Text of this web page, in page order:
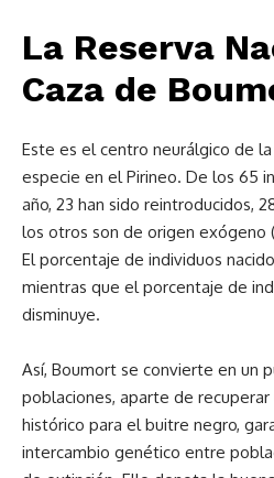
La Reserva
Caza de
Este es el centro neurálgico de
especie en el Pirineo. De los 65
año, 23 han sido reintroducidos,
los otros son de origen exógeno
El porcentaje de individuos
mientras que el porcentaje de
disminuye.
Así, Boumort se convierte en un
poblaciones, aparte de
histórico para el buitre negro,
intercambio genético entre